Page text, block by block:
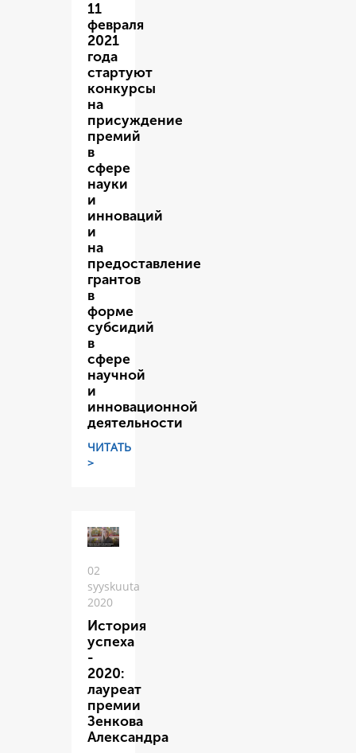
11
февраля
2021
года
стартуют
конкурсы
на
присуждение
премий
в
сфере
науки
и
инноваций
и
на
предоставление
грантов
в
форме
субсидий
в
сфере
научной
и
инновационной
деятельности
ЧИТАТЬ
>
02
syyskuuta
2020
История
успеха
-
2020:
лауреат
премии
Зенкова
Александра